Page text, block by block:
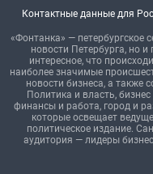
Контактные данные для
«Фонтанка» — петербургское
новости Петербурга, но
интересное, что
наиболее значимые
новости бизнеса, а также
Политика и власть,
финансы и работа, город и
которые освещает
политическое издание.
аудитория — лидеры